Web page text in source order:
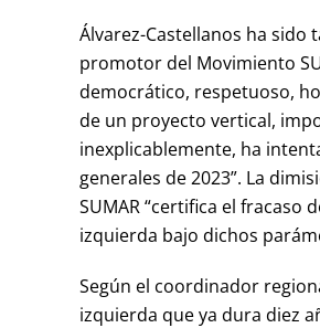
Álvarez-Castellanos ha sido
promotor del Movimiento
democrático, respetuoso,
de un proyecto vertical,
inexplicablemente, ha
generales de 2023”. La
SUMAR “certifica el fracaso
izquierda bajo dichos
Según el coordinador
izquierda que ya dura diez